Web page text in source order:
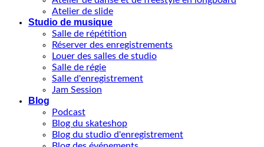
Atelier de slide
Studio de musique
Salle de répétition
Réserver des enregistrements
Louer des salles de studio
Salle de régie
Salle d'enregistrement
Jam Session
Blog
Podcast
Blog du skateshop
Blog du studio d'enregistrement